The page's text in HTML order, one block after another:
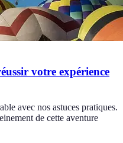
votre expérience
avec nos astuces pratiques.
de cette aventure